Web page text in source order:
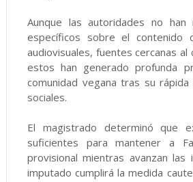
Aunque las autoridades no han
específicos sobre el contenido
audiovisuales, fuentes cercanas al
estos han generado profunda
comunidad vegana tras su
sociales.
El magistrado determinó que
suficientes para mantener a
provisional mientras avanzan las
imputado cumplirá la medida